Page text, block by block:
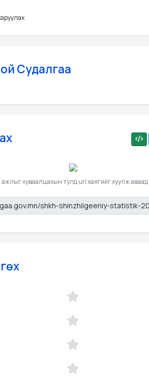
Судалгаа
хуваалцахын тулд url хаягийг хуулж аваад